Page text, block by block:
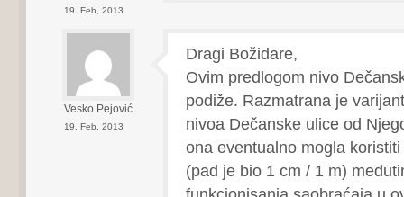
19. Feb, 2013
Vesko Pejović
19. Feb, 2013
Dragi Božidare,
Ovim predlogom nivo
podiže. Razmatrana je
nivoa Dečanske ulice od
ona eventualno mogla
(pad je bio 1 cm / 1 m)